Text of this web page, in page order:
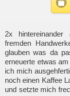
2x
fremden
glauben was da
erneuerte etwas
ich mich
noch einen Kaffee
und setzte mich